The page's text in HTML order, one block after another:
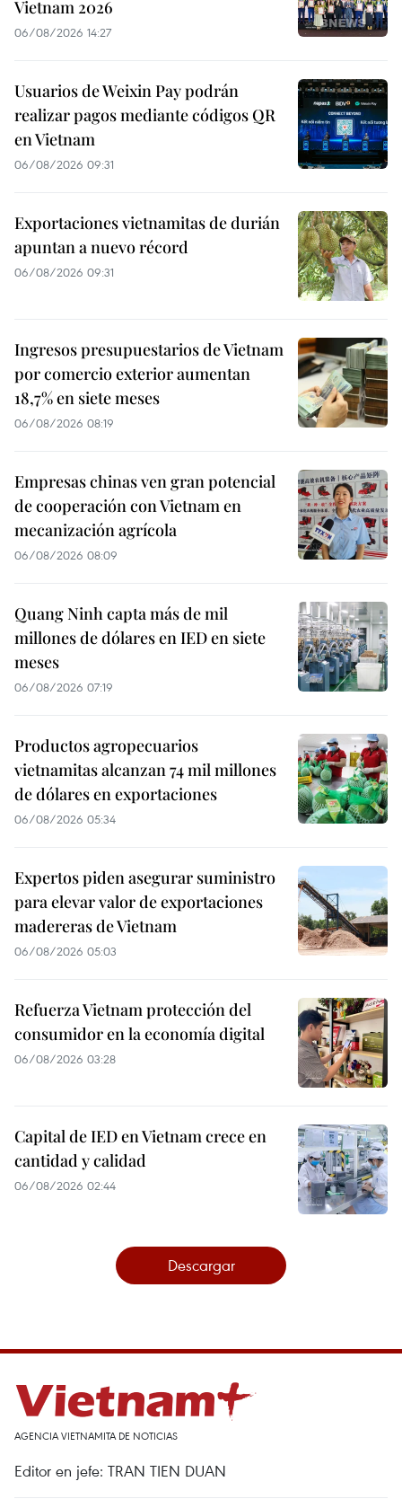
Vietnam 2026
06/08/2026 14:27
Usuarios de Weixin Pay podrán
realizar pagos mediante códigos QR
en Vietnam
06/08/2026 09:31
Exportaciones vietnamitas de durián
apuntan a nuevo récord
06/08/2026 09:31
Ingresos presupuestarios de Vietnam
por comercio exterior aumentan
18,7% en siete meses
06/08/2026 08:19
Empresas chinas ven gran potencial
de cooperación con Vietnam en
mecanización agrícola
06/08/2026 08:09
Quang Ninh capta más de mil
millones de dólares en IED en siete
meses
06/08/2026 07:19
Productos agropecuarios
vietnamitas alcanzan 74 mil millones
de dólares en exportaciones
06/08/2026 05:34
Expertos piden asegurar suministro
para elevar valor de exportaciones
madereras de Vietnam
06/08/2026 05:03
Refuerza Vietnam protección del
consumidor en la economía digital
06/08/2026 03:28
Capital de IED en Vietnam crece en
cantidad y calidad
06/08/2026 02:44
Descargar
AGENCIA VIETNAMITA DE NOTICIAS
Editor en jefe: TRAN TIEN DUAN